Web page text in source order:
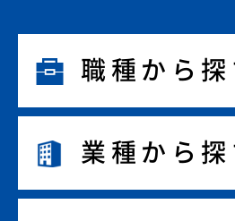
職種から探
業種から探